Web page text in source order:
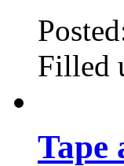
Filled
Tape